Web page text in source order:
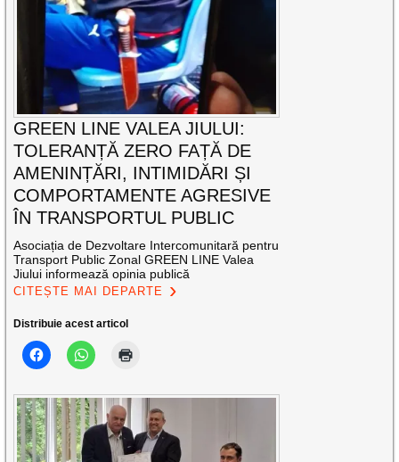
GREEN LINE VALEA JIULUI:
TOLERANȚĂ ZERO FAȚĂ DE
AMENINȚĂRI, INTIMIDĂRI ȘI
COMPORTAMENTE AGRESIVE
ÎN TRANSPORTUL PUBLIC
Asociația de Dezvoltare Intercomunitară pentru
Transport Public Zonal GREEN LINE Valea
Jiului informează opinia publică
CITEȘTE MAI DEPARTE
Distribuie acest articol